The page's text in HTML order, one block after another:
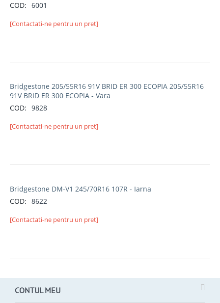
COD: 6001
[Contactati-ne pentru un pret]
Bridgestone 205/55R16 91V BRID ER 300 ECOPIA 205/55R16
91V BRID ER 300 ECOPIA - Vara
COD: 9828
[Contactati-ne pentru un pret]
Bridgestone DM-V1 245/70R16 107R - Iarna
COD: 8622
[Contactati-ne pentru un pret]
CONTUL MEU